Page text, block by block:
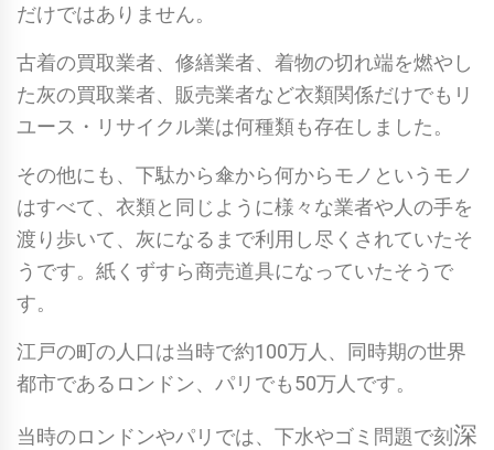
だけではありません。
古着の買取業者、修繕業者、着物の切れ端を燃やし
た灰の買取業者、販売業者など衣類関係だけでもリ
ユース・リサイクル業は何種類も存在しました。
その他にも、下駄から傘から何からモノというモノ
はすべて、衣類と同じように様々な業者や人の手を
渡り歩いて、灰になるまで利用し尽くされていたそ
うです。紙くずすら商売道具になっていたそうで
す。
江戸の町の人口は当時で約100万人、同時期の世界
都市であるロンドン、パリでも50万人です。
当時のロンドンやパリでは、下水やゴミ問題で刻深